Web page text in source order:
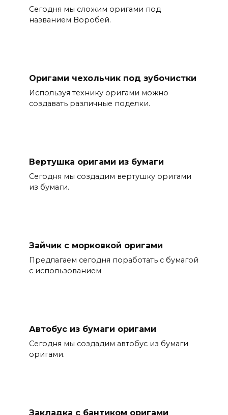
Сегодня мы сложим оригами под
названием Воробей.
Оригами чехольчик под зубочистки
Используя технику оригами можно
создавать различные поделки.
Вертушка оригами из бумаги
Сегодня мы создадим вертушку оригами
из бумаги.
Зайчик с морковкой оригами
Предлагаем сегодня поработать с бумагой
с использованием
Автобус из бумаги оригами
Сегодня мы создадим автобус из бумаги
оригами.
Закладка с бантиком оригами